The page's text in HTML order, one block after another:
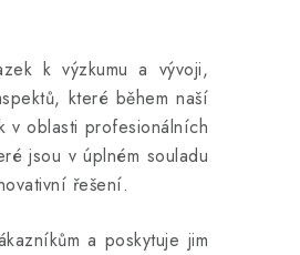
k výzkumu a vývoji,
které během naší
v oblasti profesionálních
jsou v úplném souladu
řešení.
a poskytuje jim